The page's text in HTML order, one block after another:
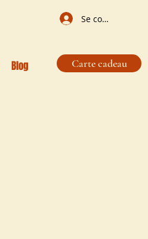
Blog
Se connecter
Carte cadeau